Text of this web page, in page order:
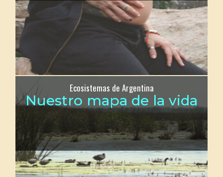
Ecosistemas de Argentina
Nuestro mapa de la vida